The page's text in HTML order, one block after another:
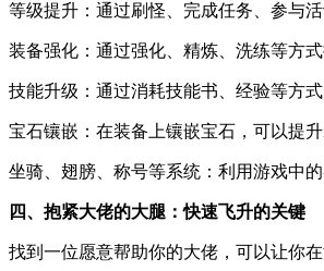
等级提升：通过刷怪、完成任务、参与
装备强化：通过强化、精炼、洗练等方
技能升级：通过消耗技能书、经验等方
宝石镶嵌：在装备上镶嵌宝石，可以提升
坐骑、翅膀、称号等系统：利用游戏中
四、抱紧大佬的大腿：快速飞升的关键
找到一位愿意帮助你的大佬，可以让你